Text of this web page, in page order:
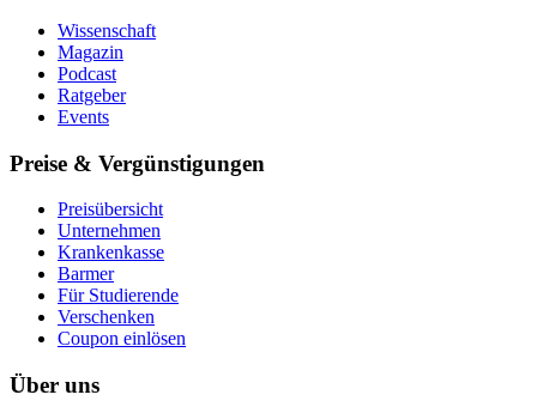
Wissenschaft
Magazin
Podcast
Ratgeber
Events
Preise & Vergünstigungen
Preisübersicht
Unternehmen
Krankenkasse
Barmer
Für Studierende
Ver­schen­ken
Coupon einlösen
Über uns